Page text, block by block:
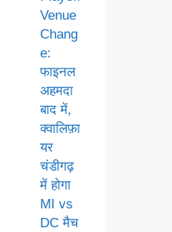
Venue
Chang
e:
फाइनल
अहमदा
बाद में,
क्वालिफ़ा
यर
चंडीगढ़
में होगा
MI vs
DC मैच